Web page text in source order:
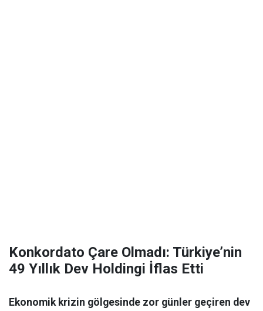
Konkordato Çare Olmadı: Türkiye’nin
49 Yıllık Dev Holdingi İflas Etti
Ekonomik krizin gölgesinde zor günler geçiren dev